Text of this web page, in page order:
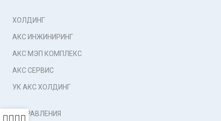
ХОЛДИНГ
АКС ИНЖИНИРИНГ
АКС МЭП КОМПЛЕКС
АКС СЕРВИС
УК АКС ХОЛДИНГ
НАПРАВЛЕНИЯ